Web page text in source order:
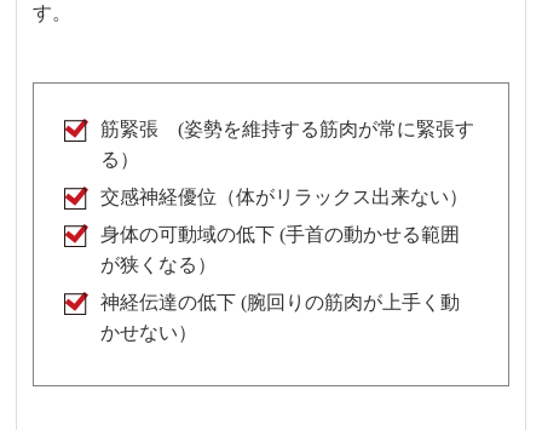
す。
筋緊張 (姿勢を維持する筋肉が常に緊張す
る）
交感神経優位（体がリラックス出来ない）
身体の可動域の低下 (手首の動かせる範囲
が狭くなる）
神経伝達の低下 (腕回りの筋肉が上手く動
かせない）